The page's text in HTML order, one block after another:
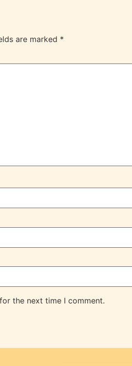
are marked *
the next time I comment.